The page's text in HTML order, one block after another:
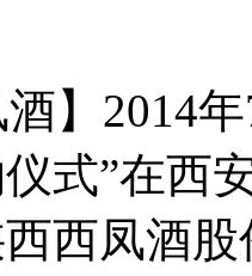
】2014
式”在西
西凤酒